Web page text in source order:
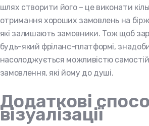
шлях створити його – це виконати
отримання хороших замовлень на
які залишають замовники. Тож щоб
будь-який фріланс-платформі,
насолоджується можливістю
замовлення, які йому до душі.
Додаткові
візуалізації